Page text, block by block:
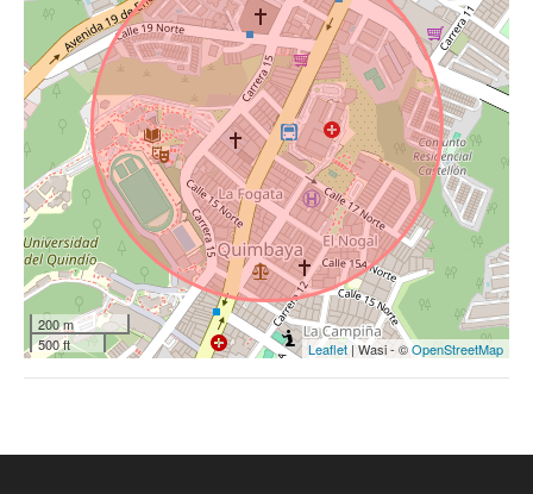
200 m
500 ft
Leaflet | Wasi - ©OpenStreetMap